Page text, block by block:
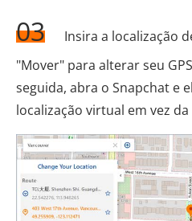
03
Insira a localização
"Mover" para alterar seu
seguida, abra o Snapchat e
localização virtual em vez